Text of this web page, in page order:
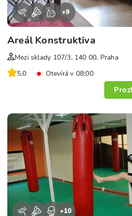
+9
Areál Konstruktiva
Mezi sklady 107/3, 140 00, Praha
5.0
Otevírá v 08:00
+10